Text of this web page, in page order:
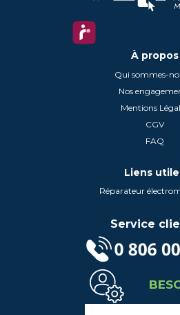
À propos
Qui sommes-
Nos
Mentions
CGV
FAQ
Liens
Réparateur
Service
(Service gratuit + prix d'un
Lundi au Vendredi de
Contactez-